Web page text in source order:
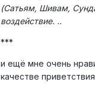
(Сатьям, Шивам,
воздействие. ..
***
и ещё мне очень
качестве